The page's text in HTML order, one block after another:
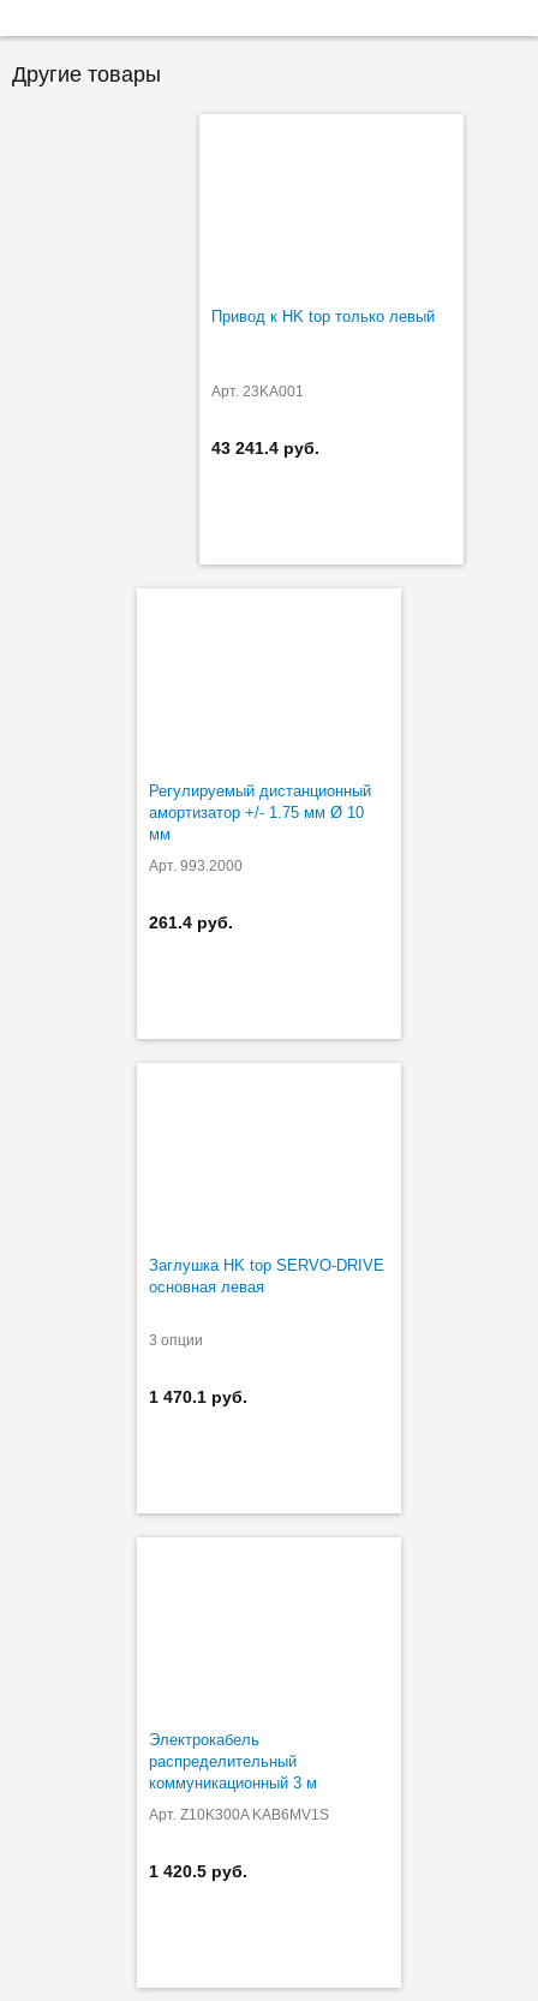
Другие товары
Привод к HK top только левый
Арт. 23KA001
43 241.4 руб.
Регулируемый дистанционный
амортизатор +/- 1.75 мм Ø 10
мм
Арт. 993.2000
261.4 руб.
Заглушка HK top SERVO-DRIVE
основная левая
3 опции
1 470.1 руб.
Электрокабель
распределительный
коммуникационный 3 м
Арт. Z10K300A KAB6MV1S
1 420.5 руб.